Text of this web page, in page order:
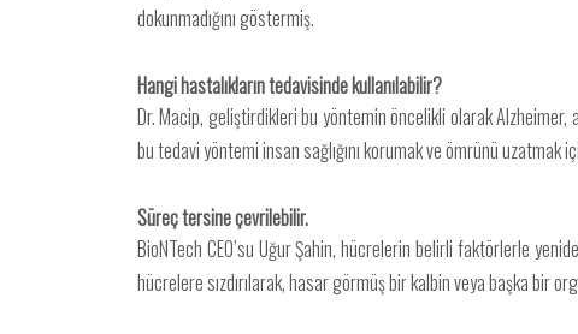
dokunmadığını göstermiş.
Hangi hastalıkların tedavisinde kullanılabilir?
Dr. Macip, geliştirdikleri bu yöntemin öncelikli olarak Alzheimer,
bu tedavi yöntemi insan sağlığını korumak ve ömrünü uzatmak
Süreç tersine çevrilebilir.
BioNTech CEO’su Uğur Şahin, hücrelerin belirli faktörlerle
hücrelere sızdırılarak, hasar görmüş bir kalbin veya başka bir